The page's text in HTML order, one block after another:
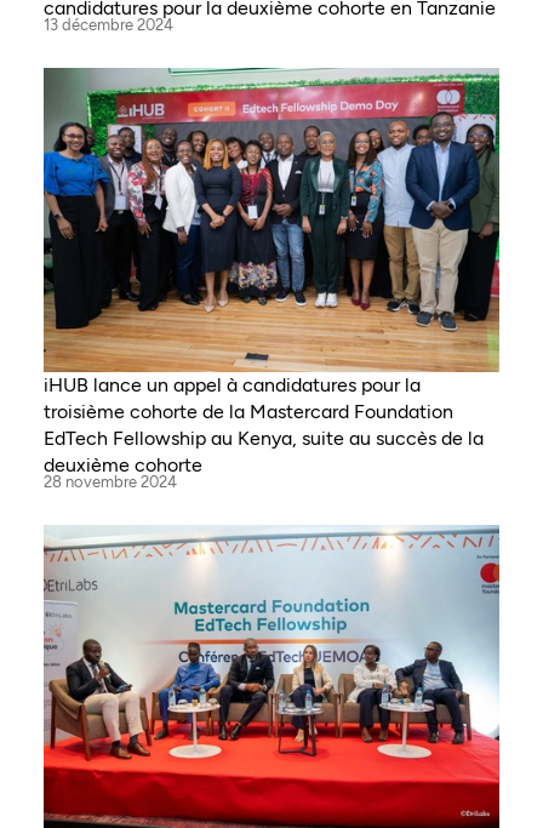
candidatures pour la deuxième cohorte en Tanzanie
13 décembre 2024
iHUB lance un appel à candidatures pour la
troisième cohorte de la Mastercard Foundation
EdTech Fellowship au Kenya, suite au succès de la
deuxième cohorte
28 novembre 2024